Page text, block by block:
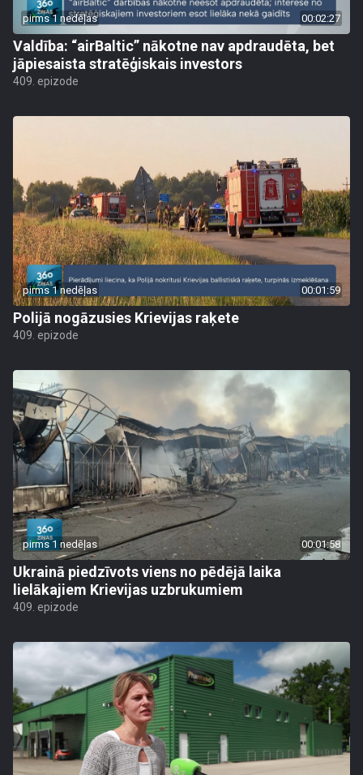
pirms 1 nedēļas 00:02:27
Valdība: “airBaltic” nākotne nav apdraudēta, bet
jāpiesaista stratēģiskais investors
409. epizode
pirms 1 nedēļas 00:01:59
Polijā nogāzusies Krievijas raķete
409. epizode
pirms 1 nedēļas 00:01:58
Ukrainā piedzīvots viens no pēdējā laika
lielākajiem Krievijas uzbrukumiem
409. epizode